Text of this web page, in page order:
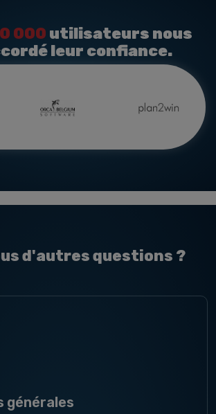
000 utilisateurs nous
leur confiance.
d'autres questions ?
générales